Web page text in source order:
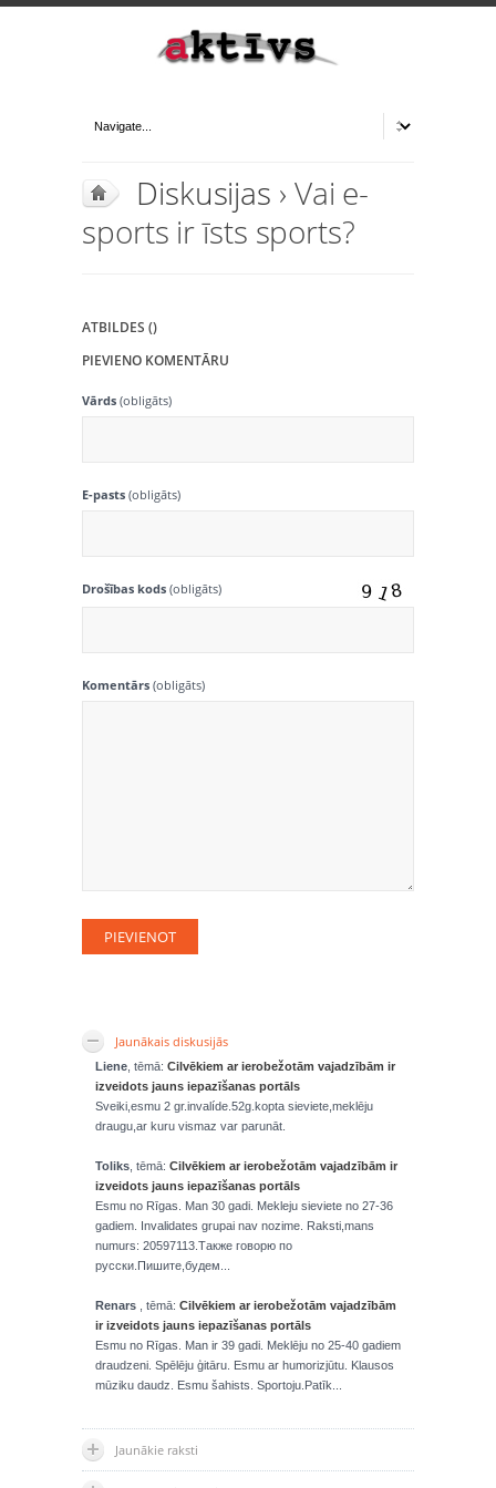
Diskusijas › Vai e-
sports ir īsts sports?
ATBILDES ()
PIEVIENO KOMENTĀRU
Vārds (obligāts)
E-pasts (obligāts)
Drošības kods (obligāts)
Komentārs (obligāts)
Jaunākais diskusijās
Liene , tēmā: Cilvēkiem ar ierobežotām vajadzībām ir
izveidots jauns iepazīšanas portāls
Sveiki,esmu 2 gr.invalíde.52g.kopta sieviete,meklēju
draugu,ar kuru vismaz var parunāt.
Toliks , tēmā: Cilvēkiem ar ierobežotām vajadzībām ir
izveidots jauns iepazīšanas portāls
Esmu no Rīgas. Man 30 gadi. Mekleju sieviete no 27-36
gadiem. Invalidates grupai nav nozime. Raksti,mans
numurs: 20597113.Также говорю по
русски.Пишите,будем...
Renars , tēmā: Cilvēkiem ar ierobežotām vajadzībām
ir izveidots jauns iepazīšanas portāls
Esmu no Rīgas. Man ir 39 gadi. Meklēju no 25-40 gadiem
draudzeni. Spēlēju ģitāru. Esmu ar humorizjūtu. Klausos
mūziku daudz. Esmu šahists. Sportoju.Patīk...
Jaunākie raksti